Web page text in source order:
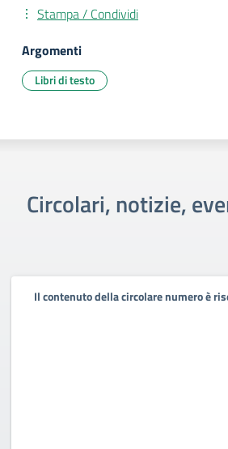
Stampa / Condividi
Argomenti
Libri di testo
Circolari, notizie,
Il contenuto della circolare numero è